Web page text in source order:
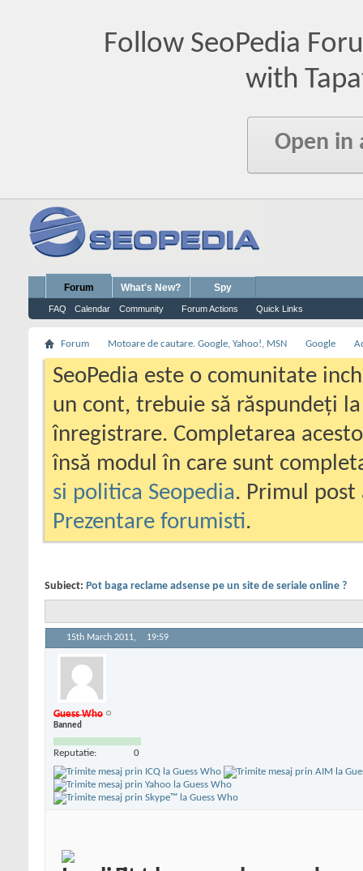
Follow SeoPedia
with
Open in
Forum
FAQ Calendar Community Forum Actions Quick Links
What's New? Spy
Forum Motoare de cautare. Google, Yahoo!, MSN Google
SeoPedia este o comunitate
un cont, trebuie să răspundeți
înregistrare. Completarea
însă modul în care sunt
si politica Seopedia. Primul
Prezentare forumisti.
Subiect: Pot baga reclame adsense pe un site de seriale online ?
15th March 2011, 19:59
Guess Who
Banned
Reputatie: 0